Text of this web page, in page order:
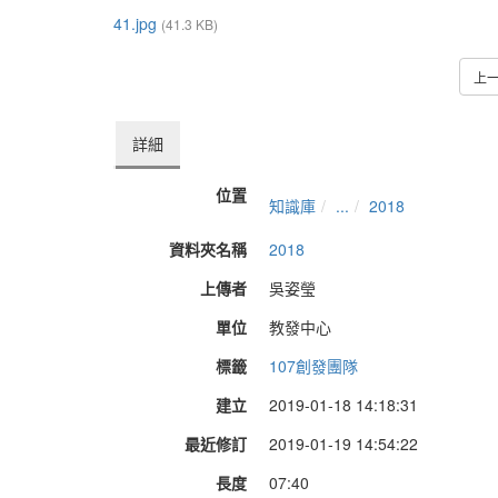
41.jpg (41.3 KB)
上
詳細
位置 知識庫 ...
2018
資料夾名稱
2018
上傳者
吳姿瑩
單位
教發中心
標籤
107創發團隊
建立
2019-01-18 14:18:31
最近修訂
2019-01-19 14:54:22
長度
07:40